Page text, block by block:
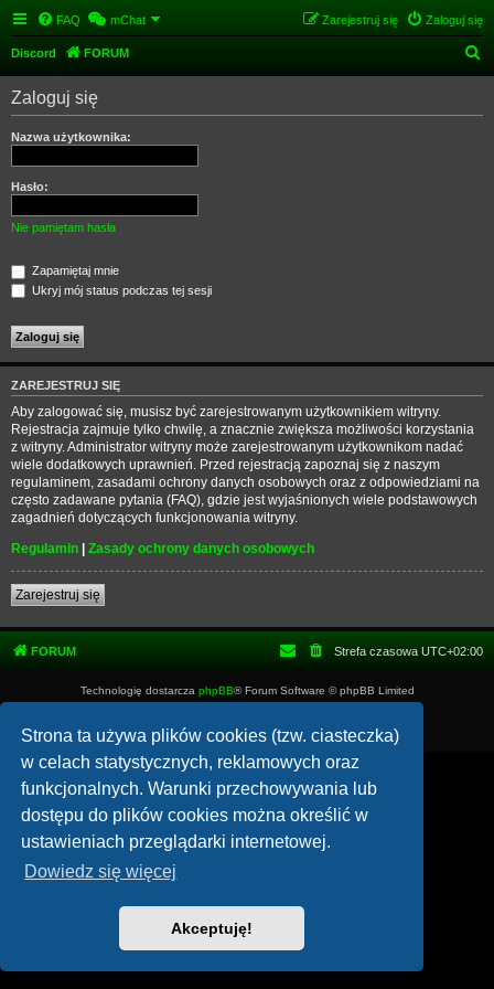
Strona ta używa plików cookies (tzw. ciasteczka)
w celach statystycznych, reklamowych oraz
funkcjonalnych. Warunki przechowywania lub
dostępu do plików cookies można określić w
ustawieniach przeglądarki internetowej.
Dowiedz się więcej
Akceptuję!
FAQ mChat Zaloguj się
Zarejestruj się
Discord FORUM
z
Zaloguj się
Nazwa użytkownika:
Hasło:
Nie pamiętam hasła
Zapamiętaj mnie
Ukryj mój status podczas tej sesji
ZAREJESTRUJ SIĘ
Aby zalogować się, musisz być zarejestrowanym użytkownikiem witryny.
Rejestracja zajmuje tylko chwilę, a znacznie zwiększa możliwości korzystania
z witryny. Administrator witryny może zarejestrowanym użytkownikom nadać
wiele dodatkowych uprawnień. Przed rejestracją zapoznaj się z naszym
regulaminem, zasadami ochrony danych osobowych oraz z odpowiedziami na
często zadawane pytania (FAQ), gdzie jest wyjaśnionych wiele podstawowych
zagadnień dotyczących funkcjonowania witryny.
Regulamin | Zasady ochrony danych osobowych
Zarejestruj się
FORUM Strefa czasowa UTC+02:00
Technologię dostarcza phpBB® Forum Software © phpBB Limited
Zasady ochrony danych osobowych
|Regulamin